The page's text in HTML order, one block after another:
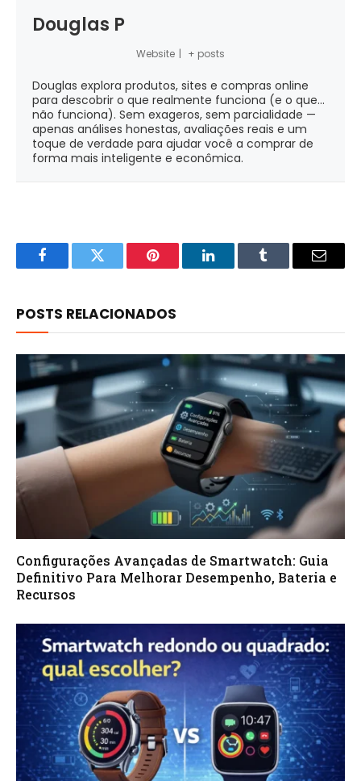
Douglas P
Website | + posts
Douglas explora produtos, sites e compras online
para descobrir o que realmente funciona (e o que...
não funciona). Sem exageros, sem parcialidade —
apenas análises honestas, avaliações reais e um
toque de verdade para ajudar você a comprar de
forma mais inteligente e econômica.
FacebookTwitter Pinterest LinkedInTumblr Email
POSTS RELACIONADOS
Configurações Avançadas de Smartwatch: Guia
Definitivo Para Melhorar Desempenho, Bateria e
Recursos